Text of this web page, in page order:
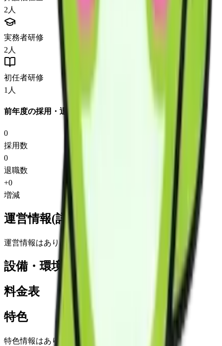
2 人
実務者研修
2 人
初任者研修
1 人
前年度の採用・退職
0
採用数
0
退職数
+0
増減
運営情報(詳細)
運営情報はありません
設備・環境
料金表
特色
特色情報はありません